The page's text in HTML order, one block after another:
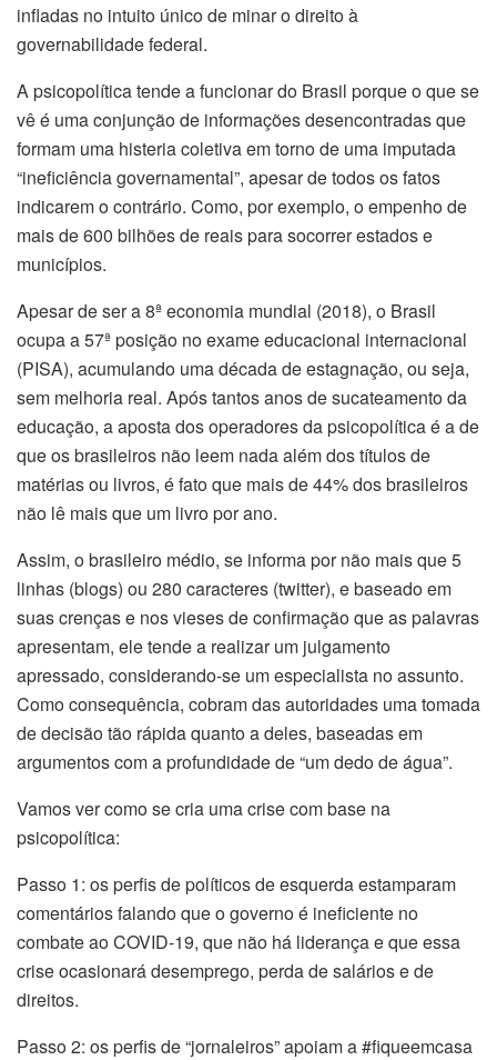
infladas no intuito único de minar o direito à
governabilidade federal.
A psicopolítica tende a funcionar do Brasil porque o que se
vê é uma conjunção de informações desencontradas que
formam uma histeria coletiva em torno de uma imputada
“ineficiência governamental”, apesar de todos os fatos
indicarem o contrário. Como, por exemplo, o empenho de
mais de 600 bilhões de reais para socorrer estados e
municípios.
Apesar de ser a 8ª economia mundial (2018), o Brasil
ocupa a 57ª posição no exame educacional internacional
(PISA), acumulando uma década de estagnação, ou seja,
sem melhoria real. Após tantos anos de sucateamento da
educação, a aposta dos operadores da psicopolítica é a de
que os brasileiros não leem nada além dos títulos de
matérias ou livros, é fato que mais de 44% dos brasileiros
não lê mais que um livro por ano.
Assim, o brasileiro médio, se informa por não mais que 5
linhas (blogs) ou 280 caracteres (twitter), e baseado em
suas crenças e nos vieses de confirmação que as palavras
apresentam, ele tende a realizar um julgamento
apressado, considerando-se um especialista no assunto.
Como consequência, cobram das autoridades uma tomada
de decisão tão rápida quanto a deles, baseadas em
argumentos com a profundidade de “um dedo de água”.
Vamos ver como se cria uma crise com base na
psicopolítica:
Passo 1: os perfis de políticos de esquerda estamparam
comentários falando que o governo é ineficiente no
combate ao COVID-19, que não há liderança e que essa
crise ocasionará desemprego, perda de salários e de
direitos.
Passo 2: os perfis de “jornaleiros” apoiam a #fiqueemcasa